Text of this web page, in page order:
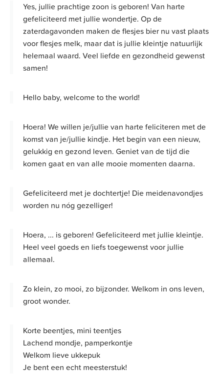
Yes, jullie prachtige zoon is geboren! Van harte
gefeliciteerd met jullie wondertje. Op de
zaterdagavonden maken de flesjes bier nu vast plaats
voor flesjes melk, maar dat is jullie kleintje natuurlijk
helemaal waard. Veel liefde en gezondheid gewenst
samen!
Hello baby, welcome to the world!
Hoera! We willen je/jullie van harte feliciteren met de
komst van je/jullie kindje. Het begin van een nieuw,
gelukkig en gezond leven. Geniet van de tijd die
komen gaat en van alle mooie momenten daarna.
Gefeliciteerd met je dochtertje! Die meidenavondjes
worden nu nóg gezelliger!
Hoera, ... is geboren! Gefeliciteerd met jullie kleintje.
Heel veel goeds en liefs toegewenst voor jullie
allemaal.
Zo klein, zo mooi, zo bijzonder. Welkom in ons leven,
groot wonder.
Korte beentjes, mini teentjes
Lachend mondje, pamperkontje
Welkom lieve ukkepuk
Je bent een echt meesterstuk!